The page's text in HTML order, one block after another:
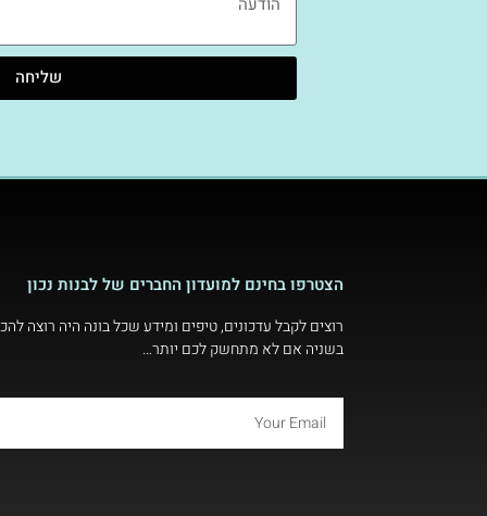
שליחה
הצטרפו בחינם למועדון החברים של לבנות נכון
רוצים לקבל עדכונים, טיפים ומידע שכל בונה היה רוצה
בשניה אם לא מתחשק לכם יותר…